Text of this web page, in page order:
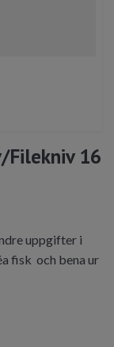
16
uppgifter i
fisk och bena ur